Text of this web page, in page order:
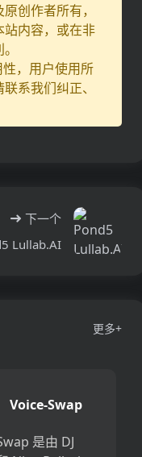
原创作者所有，
内容，或在非
，用户使用所
系我们纠正、
下一个
Lullab.AI
更多+
Voice-Swap
是由 DJ